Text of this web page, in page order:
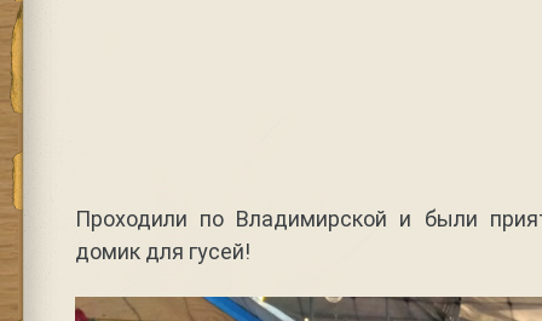
Проходили по Владимирской и были
домик для гусей!